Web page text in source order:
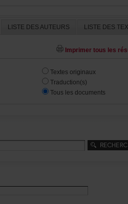
LISTEDESAUTEURS
Textesoriginaux
Traduction(s)
Touslesdocuments